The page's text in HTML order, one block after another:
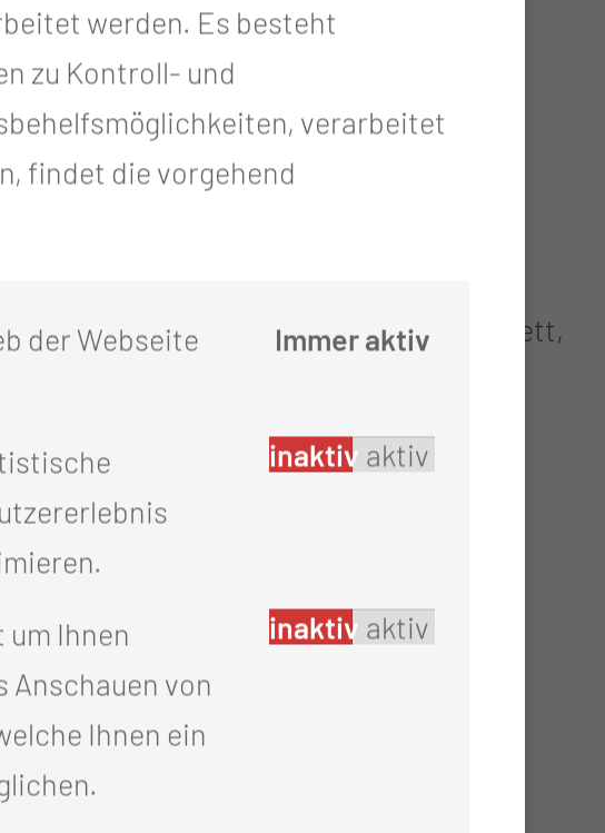
Schwangerschaft, Geburt, Wochenbett,
(Interaktion und Handling)
werden. Es besteht
zu Kontroll- und
verarbeitet
findet die vorgehend
der Webseite
Immer aktiv
inaktiv aktiv
um Ihnen
Anschauen von
Ihnen ein
inaktiv aktiv